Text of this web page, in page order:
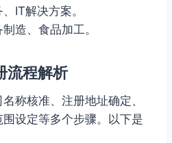
IT解决方案。
造、食品加工。
流程解析
称核准、注册地址确定、
设定等多个步骤。以下是